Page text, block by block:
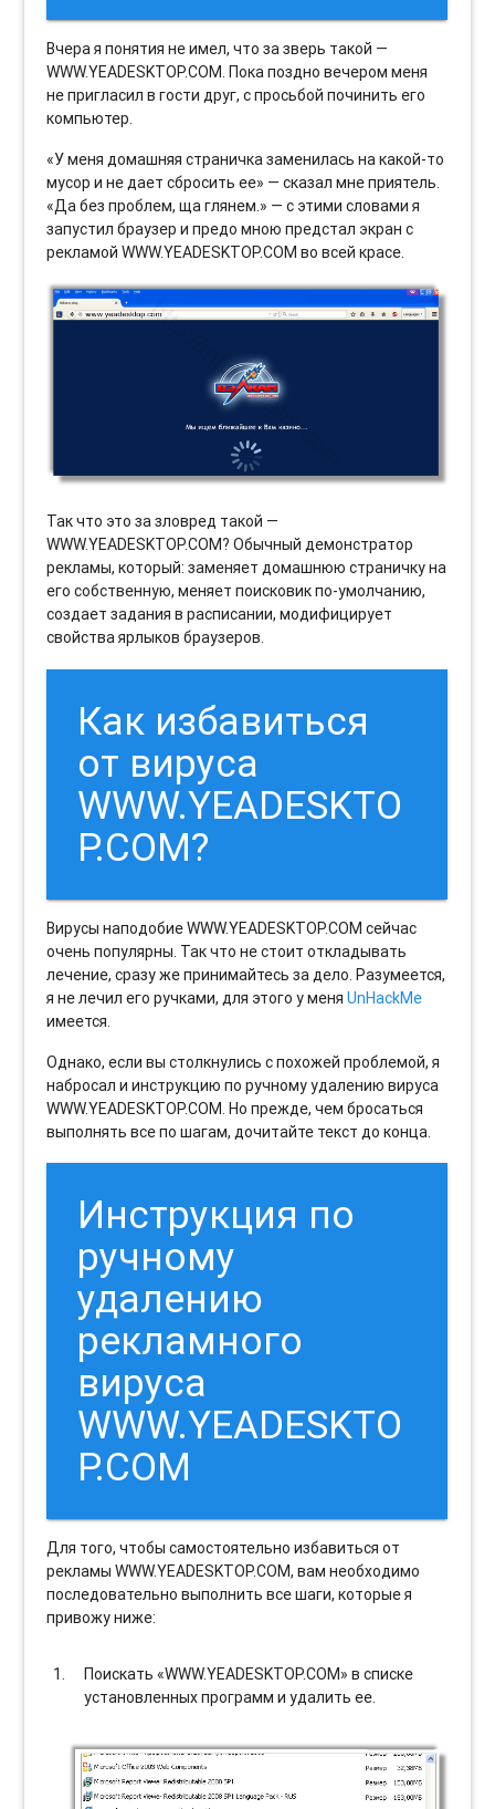
Вчера я понятия не имел, что за зверь такой —
WWW.YEADESKTOP.COM. Пока поздно вечером меня
не пригласил в гости друг, с просьбой починить его
компьютер.
«У меня домашняя страничка заменилась на какой-то
мусор и не дает сбросить ее» — сказал мне приятель.
«Да без проблем, ща глянем.» — с этими словами я
запустил браузер и предо мною предстал экран с
рекламой WWW.YEADESKTOP.COM во всей красе.
Так что это за зловред такой —
WWW.YEADESKTOP.COM? Обычный демонстратор
рекламы, который: заменяет домашнюю страничку на
его собственную, меняет поисковик по-умолчанию,
создает задания в расписании, модифицирует
свойства ярлыков браузеров.
Как избавиться
от вируса
WWW.YEADESKTO
P.COM?
Вирусы наподобие WWW.YEADESKTOP.COM сейчас
очень популярны. Так что не стоит откладывать
лечение, сразу же принимайтесь за дело. Разумеется,
я не лечил его ручками, для этого у меняUnHackMe
имеется.
Однако, если вы столкнулись с похожей проблемой, я
набросал и инструкцию по ручному удалению вируса
WWW.YEADESKTOP.COM. Но прежде, чем бросаться
выполнять все по шагам, дочитайте текст до конца.
Инструкция по
ручному
удалению
рекламного
вируса
WWW.YEADESKTO
P.COM
Для того, чтобы самостоятельно избавиться от
рекламы WWW.YEADESKTOP.COM, вам необходимо
последовательно выполнить все шаги, которые я
привожу ниже:
Поискать «WWW.YEADESKTOP.COM» в списке
установленных программ и удалить ее.